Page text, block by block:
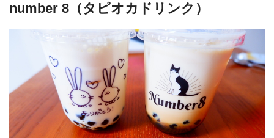
number 8（タピオカドリンク）